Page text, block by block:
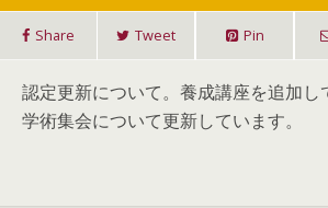
Share Tweet Pin
認定更新について。養成講座を追加し
学術集会について更新しています。